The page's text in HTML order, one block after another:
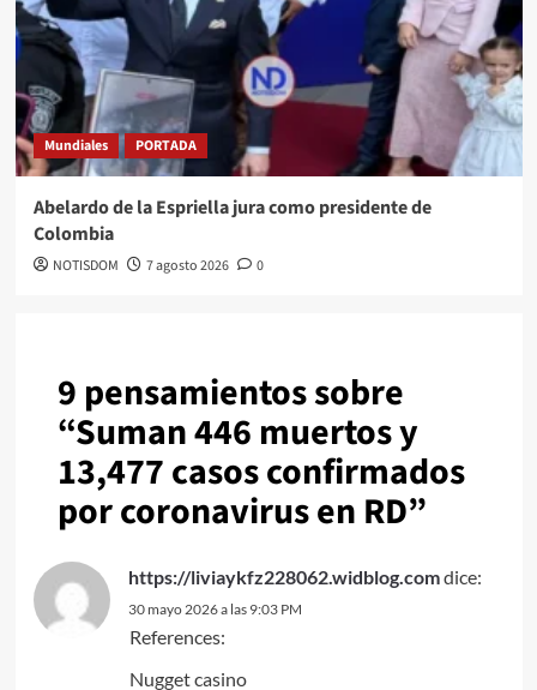
Mundiales PORTADA
Abelardo de la Espriella jura como presidente de
Colombia
NOTISDOM 7 agosto 2026 0
9 pensamientos sobre
“Suman 446 muertos y
13,477 casos confirmados
por coronavirus en RD”
https://liviaykfz228062.widblog.comdice:
30 mayo 2026 a las 9:03 PM
References:
Nugget casino